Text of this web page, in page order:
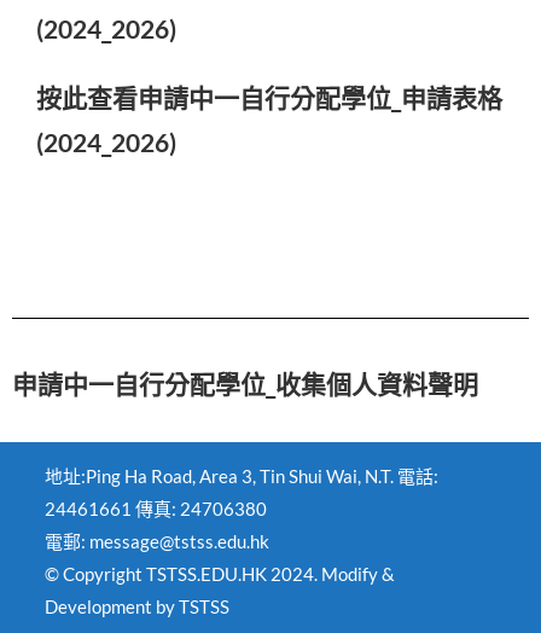
(2024_2026)
按此查看申請中一自行分配學位_申請表格
(2024_2026)
申請中一自行分配學位_收集個人資料聲明
地址:Ping Ha Road, Area 3, Tin Shui Wai, N.T. 電話:
24461661 傳真: 24706380
電郵: message@tstss.edu.hk
© Copyright TSTSS.EDU.HK 2024. Modify &
Development by TSTSS